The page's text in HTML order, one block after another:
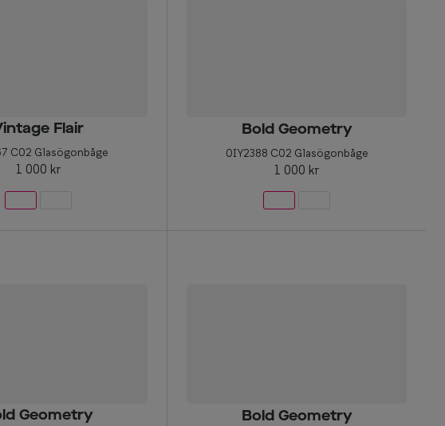
Flair
C02 Glasögonbåge
1 000 kr
Bold Geometry
0IY2388 C02 Glasögonbåge
1 000 kr
Geometry Bold Geometry